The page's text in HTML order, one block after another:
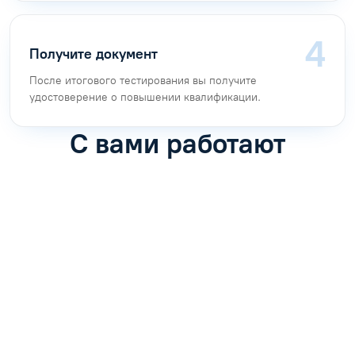
Получите документ
После итогового тестирования вы получите
удостоверение о повышении квалификации.
С вами работают